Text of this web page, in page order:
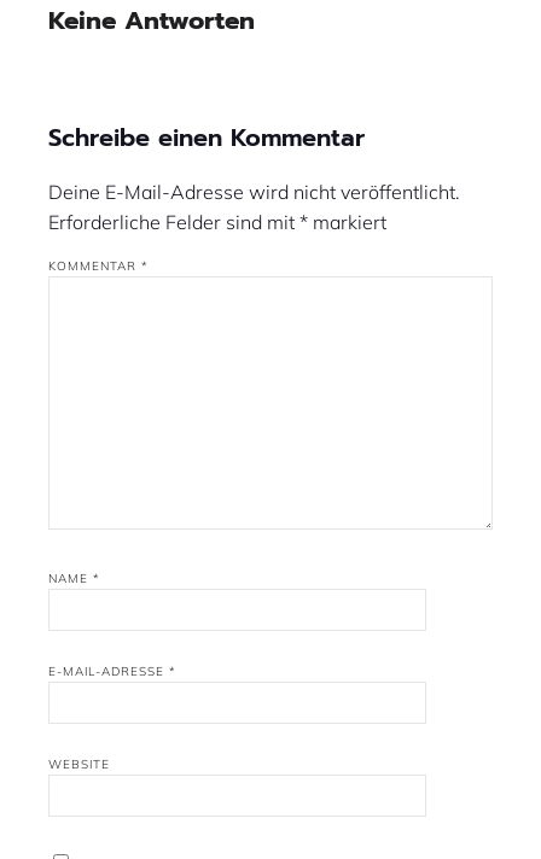
Keine Antworten
Schreibe einen Kommentar
Deine E-Mail-Adresse wird nicht veröffentlicht.
Erforderliche Felder sind mit * markiert
KOMMENTAR *
NAME *
E-MAIL-ADRESSE *
WEBSITE